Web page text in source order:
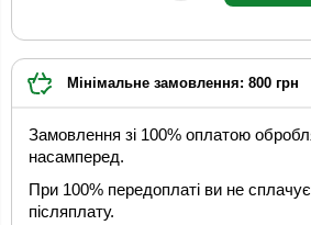
Мінімальне замовлення: 800 грн
Замовлення зі 100% оплатою
насамперед.
При 100% передоплаті ви не
післяплату.